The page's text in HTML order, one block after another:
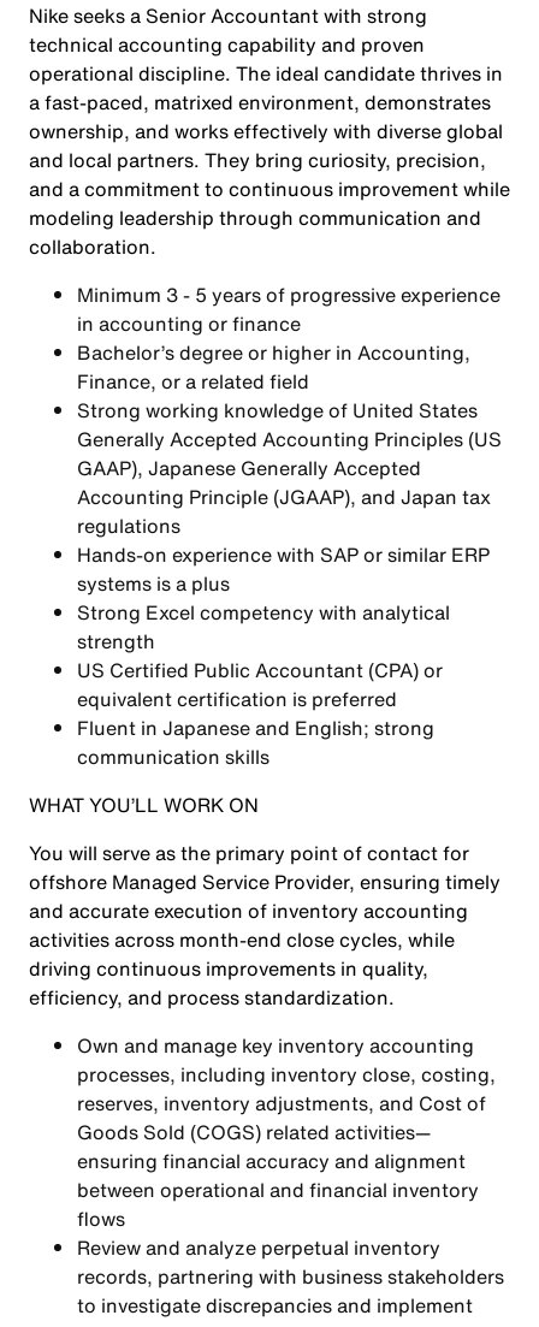
Nike seeks a Senior Accountant with strong
technical accounting capability and proven
operational discipline. The ideal candidate thrives in
a fast‑paced, matrixed environment, demonstrates
ownership, and works effectively with diverse global
and local partners. They bring curiosity, precision,
and a commitment to continuous improvement while
modeling leadership through communication and
collaboration.
Minimum 3 - 5 years of progressive experience
in accounting or finance
Bachelor’s degree or higher in Accounting,
Finance, or a related field
Strong working knowledge of United States
Generally Accepted Accounting Principles (US
GAAP), Japanese Generally Accepted
Accounting Principle (JGAAP), and Japan tax
regulations
Hands‑on experience with SAP or similar ERP
systems is a plus
Strong Excel competency with analytical
strength
US Certified Public Accountant (CPA) or
equivalent certification is preferred
Fluent in Japanese and English; strong
communication skills
WHAT YOU’LL WORK ON
You will serve as the primary point of contact for
offshore Managed Service Provider, ensuring timely
and accurate execution of inventory accounting
activities across month-end close cycles, while
driving continuous improvements in quality,
efficiency, and process standardization.
Own and manage key inventory accounting
processes, including inventory close, costing,
reserves, inventory adjustments, and Cost of
Goods Sold (COGS) related activities—
ensuring financial accuracy and alignment
between operational and financial inventory
flows
Review and analyze perpetual inventory
records, partnering with business stakeholders
to investigate discrepancies and implement